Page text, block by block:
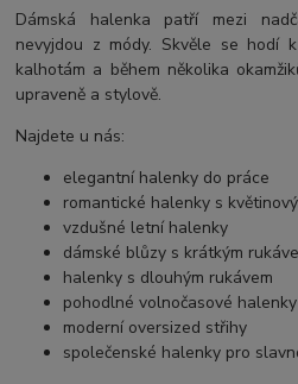
Dámská halenka patří mezi
nevyjdou z módy. Skvěle se hodí
kalhotám a během několika
upraveně a stylově.
Najdete u nás:
elegantní halenky do práce
romantické halenky s
vzdušné letní halenky
dámské blůzy s krátkým
halenky s dlouhým rukávem
pohodlné volnočasové halenky
moderní oversized střihy
společenské halenky pro